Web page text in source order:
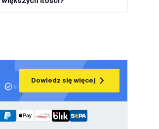
Wsparcie projektowe i plany oświetleniowe
Dowiedz się więcej